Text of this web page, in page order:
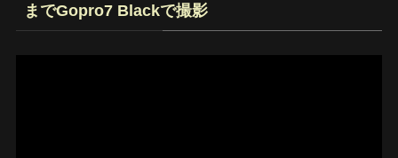
までGopro7 Blackで撮影